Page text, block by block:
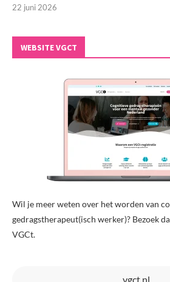
22 juni 2026
WEBSITE VGCT
Wil je meer weten over het worden van
gedragstherapeut(isch werker)? Bezoek
VGCt.
vgct.nl